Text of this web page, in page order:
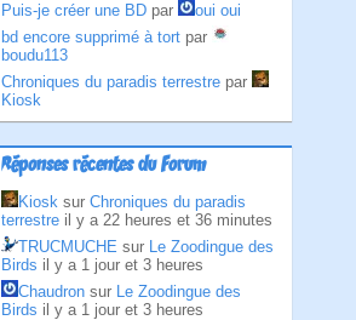
Puis-je créer une BD par
oui oui
bd encore supprimé à tort par
boudu113
Chroniques du paradis terrestre par
Kiosk
Réponses récentes du Forum
Kiosk sur Chroniques du paradis
terrestre il y a 22 heures et 36 minutes
TRUCMUCHE sur Le Zoodingue des
Birds il y a 1 jour et 3 heures
Chaudron sur Le Zoodingue des
Birds il y a 1 jour et 3 heures